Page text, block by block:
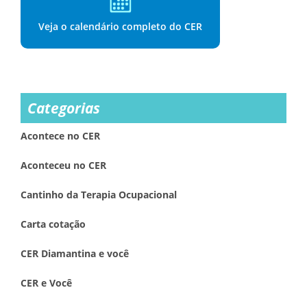
Veja o calendário completo do CER
Categorias
Acontece no CER
Aconteceu no CER
Cantinho da Terapia Ocupacional
Carta cotação
CER Diamantina e você
CER e Você